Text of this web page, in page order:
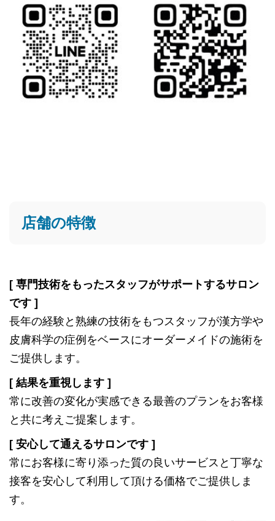
店舗の特徴
[ 専門技術をもったスタッフがサポートするサロン
です ]
長年の経験と熟練の技術をもつスタッフが漢方学や
皮膚科学の症例をベースにオーダーメイドの施術を
ご提供します。
[ 結果を重視します ]
常に改善の変化が実感できる最善のプランをお客様
と共に考えご提案します。
[ 安心して通えるサロンです ]
常にお客様に寄り添った質の良いサービスと丁寧な
接客を安心して利用して頂ける価格でご提供しま
す。